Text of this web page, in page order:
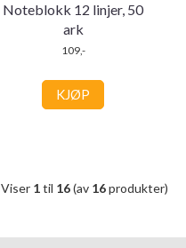
Noteblokk 12 linjer, 50
ark
109,-
KJØP
Viser 1til 16(av 16produkter)